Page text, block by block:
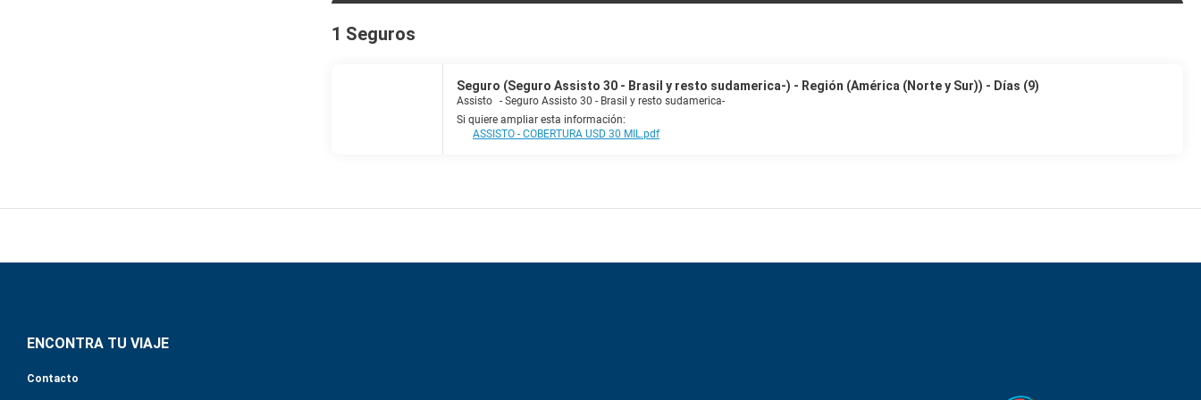
1 Seguros
Seguro (Seguro Assisto 30 - Brasil y resto sudamerica-) - Región (América (Norte y Sur)) - Días (9)
Assisto - Seguro Assisto 30 - Brasil y resto sudamerica-
Si quiere ampliar esta información:
ASSISTO - COBERTURA USD 30 MIL.pdf
ENCONTRA TU VIAJE
Contacto